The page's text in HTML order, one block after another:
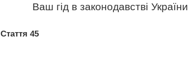
Ваш гід в законодавстві України
Стаття 45